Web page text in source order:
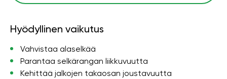
Hyödyllinen vaikutus
Vahvistaa alaselkää
Parantaa selkärangan liikkuvuutta
Kehittää jalkojen takaosan joustavuutta